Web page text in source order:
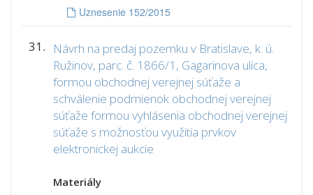
Uznesenie 152/2015
31.
Návrh na predaj pozemku v Bratislave, k. ú.
Ružinov, parc. č. 1866/1, Gagarinova ulica,
formou obchodnej verejnej súťaže a
schválenie podmienok obchodnej verejnej
súťaže formou vyhlásenia obchodnej verejnej
súťaže s možnosťou využitia prvkov
elektronickej aukcie
Materiály